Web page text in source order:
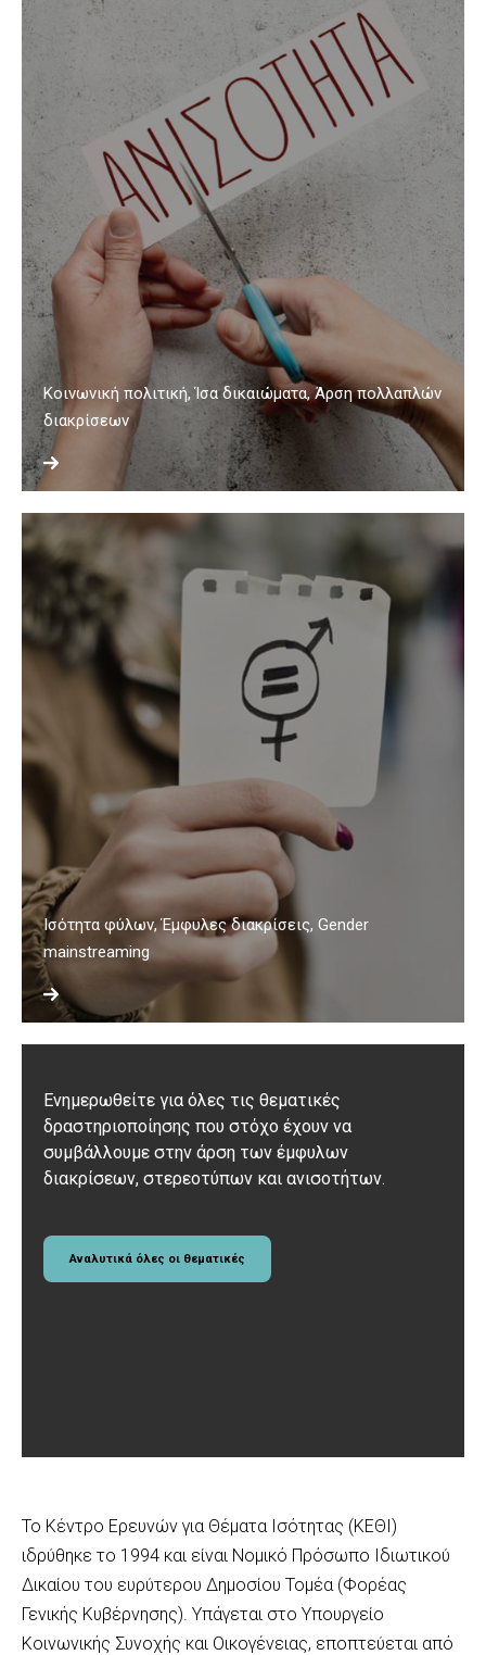
Κοινωνική πολιτική, Ίσα δικαιώματα, Άρση πολλαπλών
διακρίσεων
Ισότητα φύλων, Έμφυλες διακρίσεις, Gender
mainstreaming
Ενημερωθείτε για όλες τις θεματικές
δραστηριοποίησης που στόχο έχουν να
συμβάλλουμε στην άρση των έμφυλων
διακρίσεων, στερεοτύπων και ανισοτήτων.
Αναλυτικά όλες οι θεματικές
Το Κέντρο Ερευνών για Θέματα Ισότητας (ΚΕΘΙ)
ιδρύθηκε το 1994 και είναι Νομικό Πρόσωπο Ιδιωτικού
Δικαίου του ευρύτερου Δημοσίου Τομέα (Φορέας
Γενικής Κυβέρνησης). Υπάγεται στο Υπουργείο
Κοινωνικής Συνοχής και Οικογένειας, εποπτεύεται από